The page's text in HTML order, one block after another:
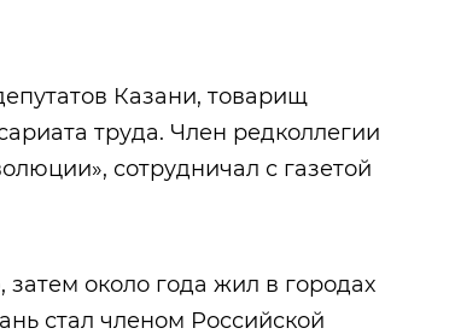
Казани, товарищ
труда. Член редколлегии
сотрудничал с газетой
около года жил в городах
стал членом Российской